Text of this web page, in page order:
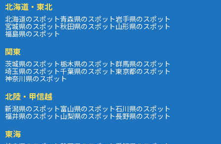
北海道・東北
北海道のスポット青森県のスポット岩手県のスポット
宮城県のスポット秋田県のスポット山形県のスポット
福島県のスポット
関東
茨城県のスポット栃木県のスポット群馬県のスポット
埼玉県のスポット千葉県のスポット東京都のスポット
神奈川県のスポット
北陸・甲信越
新潟県のスポット富山県のスポット石川県のスポット
福井県のスポット山梨県のスポット長野県のスポット
東海